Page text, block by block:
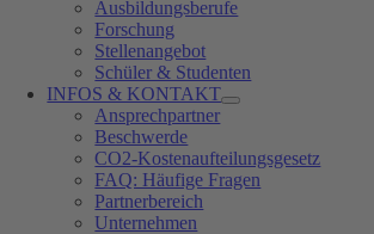
Ausbildungsberufe
Forschung
Stellenangebot
Schüler & Studenten
INFOS & KONTAKT
Ansprechpartner
Beschwerde
CO2-Kostenaufteilungsgesetz
FAQ: Häufige Fragen
Partnerbereich
Unternehmen